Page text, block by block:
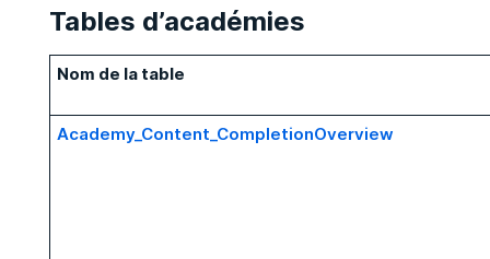
Tables d’académies
Nom de la table
Academy_Content_CompletionOverview